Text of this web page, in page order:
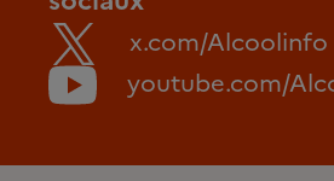
x.com/Alcoolinfo
youtube.com/